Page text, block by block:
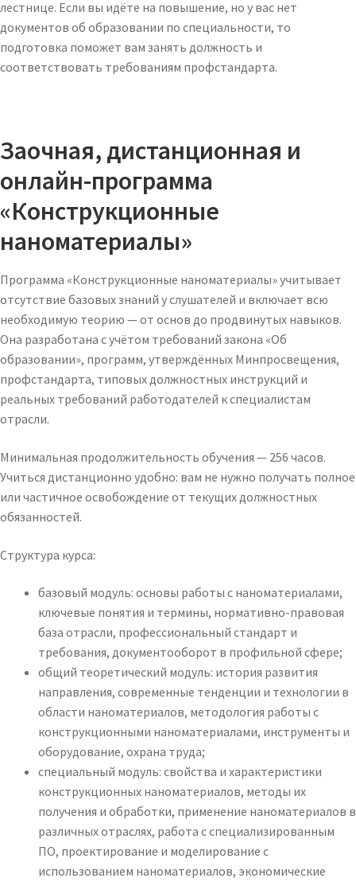
лестнице. Если вы идёте на повышение, но у вас нет
документов об образовании по специальности, то
подготовка поможет вам занять должность и
соответствовать требованиям профстандарта.
Заочная, дистанционная и
онлайн-программа
«Конструкционные
наноматериалы»
Программа «Конструкционные наноматериалы» учитывает
отсутствие базовых знаний у слушателей и включает всю
необходимую теорию — от основ до продвинутых навыков.
Она разработана с учётом требований закона «Об
образовании», программ, утверждённых Минпросвещения,
профстандарта, типовых должностных инструкций и
реальных требований работодателей к специалистам
отрасли.
Минимальная продолжительность обучения — 256 часов.
Учиться дистанционно удобно: вам не нужно получать полное
или частичное освобождение от текущих должностных
обязанностей.
Структура курса:
базовый модуль: основы работы с наноматериалами,
ключевые понятия и термины, нормативно-правовая
база отрасли, профессиональный стандарт и
требования, документооборот в профильной сфере;
общий теоретический модуль: история развития
направления, современные тенденции и технологии в
области наноматериалов, методология работы с
конструкционными наноматериалами, инструменты и
оборудование, охрана труда;
специальный модуль: свойства и характеристики
конструкционных наноматериалов, методы их
получения и обработки, применение наноматериалов в
различных отраслях, работа с специализированным
ПО, проектирование и моделирование с
использованием наноматериалов, экономические